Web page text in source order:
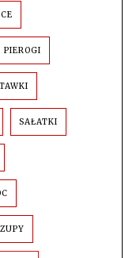
PIEROGI
SAŁATKI
ZUPY